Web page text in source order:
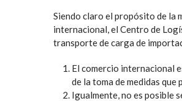
Siendo claro el propósito de la
internacional, el Centro de
transporte de carga de
El comercio internacional
de la toma de medidas
Igualmente, no es posible